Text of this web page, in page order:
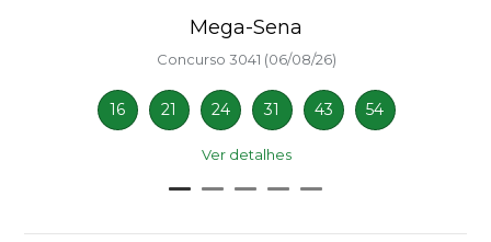
Mega-Sena
Concurso 3041 (06/08/26)
16 21 24 31 43 54
Ver detalhes